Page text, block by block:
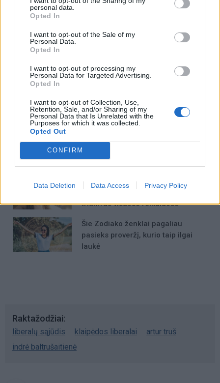
personal data.
Opted In
I want to opt-out of the Sale of my
Personal Data.
Opted In
I want to opt-out of processing my
Personal Data for Targeted Advertising.
Opted In
I want to opt-out of Collection, Use,
Retention, Sale, and/or Sharing of my
Personal Data that Is Unrelated with the
Purposes for which it was collected.
Opted Out
CONFIRM
Data Deletion Data Access Privacy Policy
Į Klaipėdą iš emigracijos
grįžusi Karina Kučinskienė
įvardijo didžiausią savo
Jūros šventę anksčiau
puošęs Anatolijus
užtenka
Šiuo metu skaitomiausi
dienai: Svarstyklėms – sėkmė,
Jaučiams – greiti sprendimai
Trijų Zodiako ženklų jau
artimiausiomis dienomis laukia
triumfas visuose reikaluose
Šie Zodiako ženklai pagaliau
pasieks proveržį, kurio taip ilgai
laukė
Raktažodžiai
liberalų sąjūdis klaipėdos liberalai
artur truš
indrė baltrušaitienė